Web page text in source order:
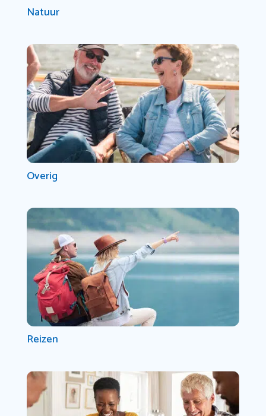
Natuur
Overig
Reizen